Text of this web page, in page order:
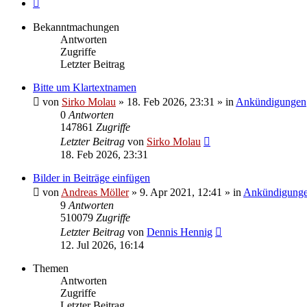
Bekanntmachungen
Antworten
Zugriffe
Letzter Beitrag
Bitte um Klartextnamen
von Sirko Molau » 18. Feb 2026, 23:31 » in Ankündigungen
0 Antworten
147861 Zugriffe
Letzter Beitrag von Sirko Molau
18. Feb 2026, 23:31
Bilder in Beiträge einfügen
von Andreas Möller» 9. Apr 2021, 12:41 » in
9 Antworten
510079 Zugriffe
Letzter Beitrag von Dennis Hennig
12. Jul 2026, 16:14
Themen
Antworten
Zugriffe